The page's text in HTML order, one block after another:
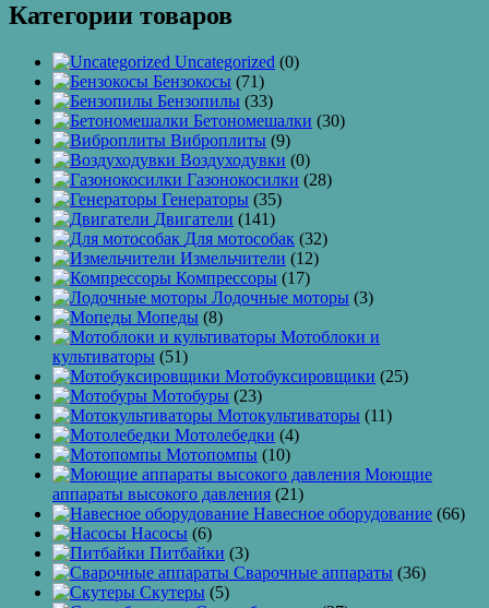
Категории товаров
Uncategorized (0)
Бензокосы (71)
Бензопилы (33)
Бетономешалки (30)
Виброплиты (9)
Воздуходувки (0)
Газонокосилки (28)
Генераторы (35)
Двигатели (141)
Для мотособак (32)
Измельчители (12)
Компрессоры (17)
Лодочные моторы (3)
Мопеды (8)
Мотоблоки и
культиваторы (51)
Мотобуксировщики (25)
Мотобуры (23)
Мотокультиваторы (11)
Мотолебедки (4)
Мотопомпы (10)
Моющие
аппараты высокого давления (21)
Навесное оборудование (66)
Насосы (6)
Питбайки (3)
Сварочные аппараты (36)
Скутеры (5)